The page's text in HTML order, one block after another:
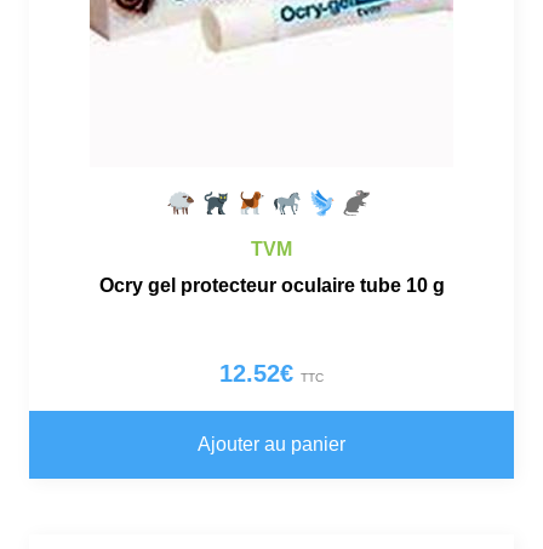
TVM
Ocry gel protecteur oculaire tube 10 g
12.52€ TTC
Ajouter au panier